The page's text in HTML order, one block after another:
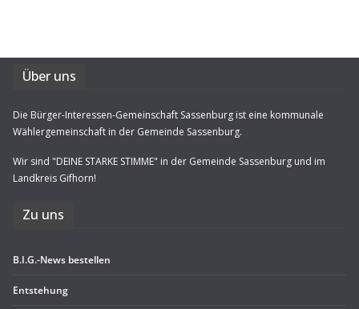
Über uns
Die Bürger-Interessen-Gemeinschaft Sassenburg ist eine kommunale
Wählergemeinschaft in der Gemeinde Sassenburg.
Wir sind "DEINE STARKE STIMME" in der Gemeinde Sassenburg und im
Landkreis Gifhorn!
Zu uns
B.I.G.-News bestel­len
Ent­ste­hung